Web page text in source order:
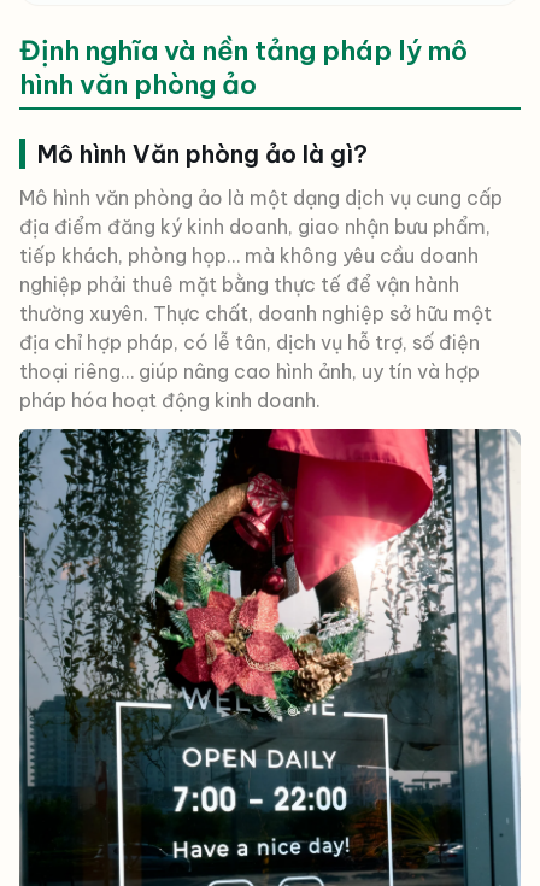
Định nghĩa và nền tảng pháp lý mô
hình văn phòng ảo
Mô hình Văn phòng ảo là gì?
Mô hình văn phòng ảo là một dạng dịch vụ cung cấp
địa điểm đăng ký kinh doanh, giao nhận bưu phẩm,
tiếp khách, phòng họp… mà không yêu cầu doanh
nghiệp phải thuê mặt bằng thực tế để vận hành
thường xuyên. Thực chất, doanh nghiệp sở hữu một
địa chỉ hợp pháp, có lễ tân, dịch vụ hỗ trợ, số điện
thoại riêng… giúp nâng cao hình ảnh, uy tín và hợp
pháp hóa hoạt động kinh doanh.